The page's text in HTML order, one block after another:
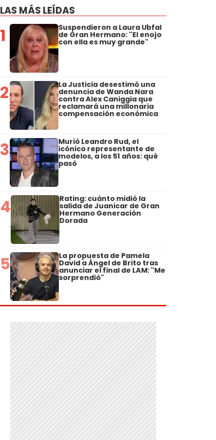
LAS MÁS LEÍDAS
1 Suspendieron a Laura Ubfal
de Gran Hermano: "El enojo
con ella es muy grande"
2 La Justicia desestimó una
denuncia de Wanda Nara
contra Alex Caniggia que
reclamará una millonaria
compensación económica
3 Murió Leandro Rud, el
icónico representante de
modelos, a los 51 años: qué
pasó
4 Rating: cuánto midió la
salida de Juanicar de Gran
Hermano Generación
Dorada
5 La propuesta de Pamela
David a Ángel de Brito tras
anunciar el final de LAM: "Me
sorprendió"